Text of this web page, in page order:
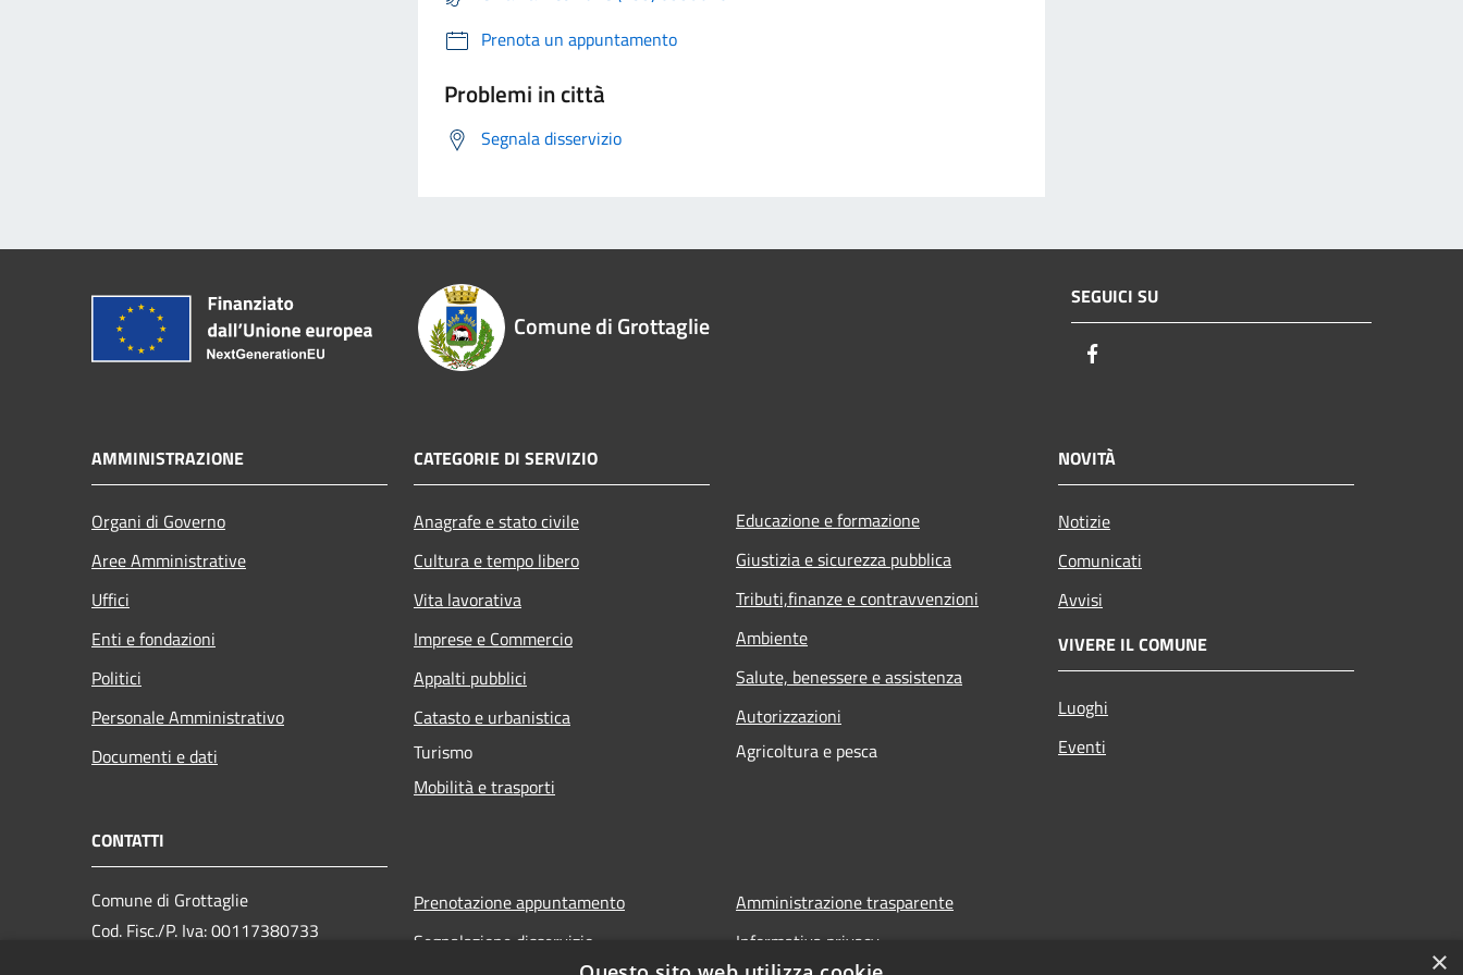
Prenota un appuntamento
Problemi in città
Segnala disservizio
Comune di Grottaglie
SEGUICI SU
AMMINISTRAZIONE
Organi di Governo
Aree Amministrative
Uffici
Enti e fondazioni
Politici
Personale Amministrativo
Documenti e dati
CATEGORIE DI SERVIZIO
Anagrafe e stato civile
Cultura e tempo libero
Vita lavorativa
Imprese e Commercio
Appalti pubblici
Catasto e urbanistica
Turismo
Mobilità e trasporti
Educazione e formazione
Giustizia e sicurezza pubblica
Tributi,finanze e contravvenzioni
Ambiente
Salute, benessere e assistenza
Autorizzazioni
Agricoltura e pesca
NOVITÀ
Notizie
Comunicati
Avvisi
VIVERE IL COMUNE
Luoghi
Eventi
CONTATTI
Comune di Grottaglie
Cod. Fisc./P. Iva: 00117380733
Prenotazione appuntamento
Segnalazione disservizio
Amministrazione trasparente
Informativa privacy
×